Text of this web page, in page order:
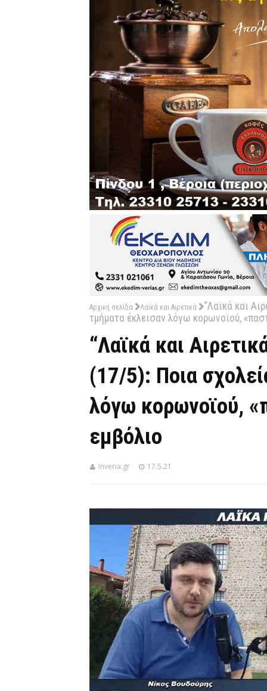
Αρχική σελίδα Λαϊκά και Αιρετικά
“Λαϊκά και
τμήματα έκλεισαν λόγω κορωνοϊού,
“Λαϊκά και
(17/5): Ποια
λόγω κορωνοϊού,
εμβόλιο
Inveria.gr 17.5.21